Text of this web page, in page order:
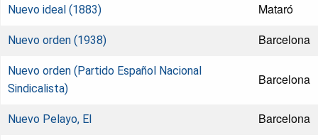
Nuevo ideal (1883) Mataró
Nuevo orden (1938) Barcelona
Nuevo orden (Partido Español Nacional
Sindicalista)
Barcelona
Nuevo Pelayo, El Barcelona